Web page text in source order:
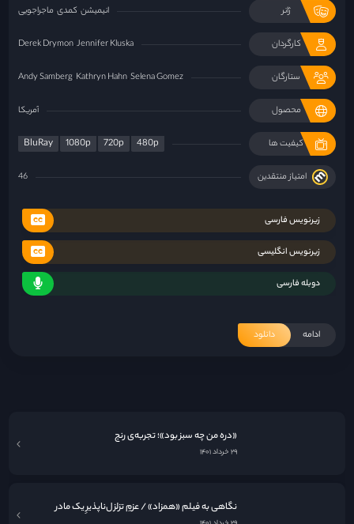
ژانر انیمیشن کمدی ماجراجویی
کارگردان Derek Drymon Jennifer Kluska
ستارگان Andy Samberg Kathryn Hahn Selena Gomez
محصول آمریکا
کیفیت ها BluRay 1080p 720p 480p
امتیاز منتقدین 46
زیرنویس فارسی
زیرنویس انگلیسی
دوبله فارسی
ادامه دانلود
«دره من چه سبز بود»؛ تجربه‌ی رنج
۲۹ خرداد ۱۴۰۱
نگاهی به فيلم «همزاد» / عزمِ تزلزل‌ناپذیرِ یک مادر